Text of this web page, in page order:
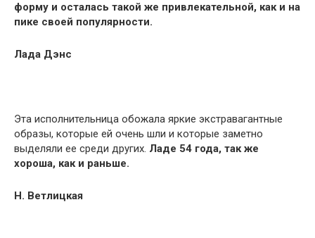
форму и осталась такой же привлекательной, как и на
пике своей популярности.
Лада Дэнс
Эта исполнительница обожала яркие экстравагантные
образы, которые ей очень шли и которые заметно
выделяли ее среди других. Ладе 54 года, так же
хороша, как и раньше.
Н. Ветлицкая